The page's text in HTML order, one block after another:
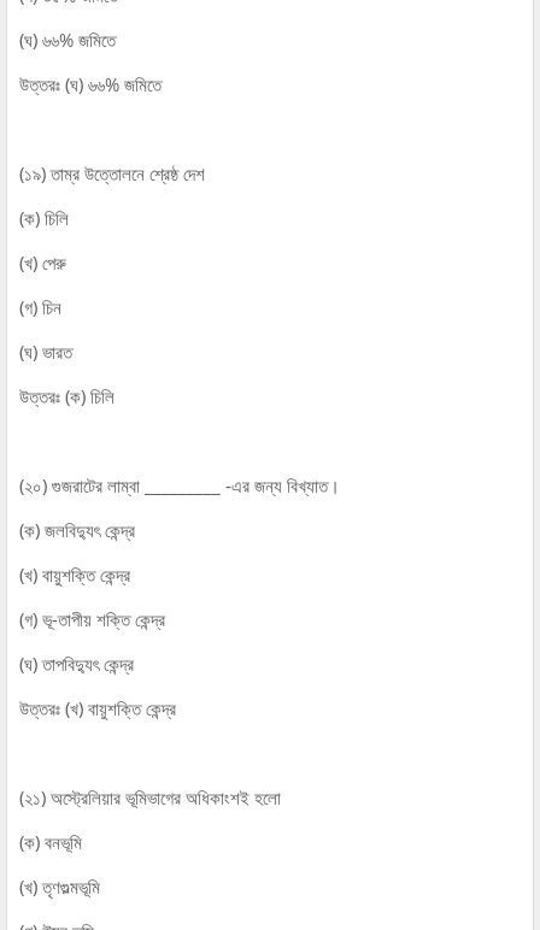
(ঘ) ৬৬% জমিতে
উত্তরঃ (ঘ) ৬৬% জমিতে
(১৯) তাম্র উত্তোলনে শ্রেষ্ঠ দেশ
(ক) চিলি
(খ) পেরু
(গ) চিন
(ঘ) ভারত
উত্তরঃ (ক) চিলি
(২০) গুজরাটের লাম্বা _________ -এর জন্য বিখ্যাত।
(ক) জলবিদ্যুৎ কেন্দ্র
(খ) বায়ুশক্তি কেন্দ্র
(গ) ভূ-তাপীয় শক্তি কেন্দ্র
(ঘ) তাপবিদ্যুৎ কেন্দ্র
উত্তরঃ (খ) বায়ুশক্তি কেন্দ্র
(২১) অস্ট্রেলিয়ার ভূমিভাগের অধিকাংশই হলো
(ক) বনভূমি
(খ) তৃণগুল্মভূমি